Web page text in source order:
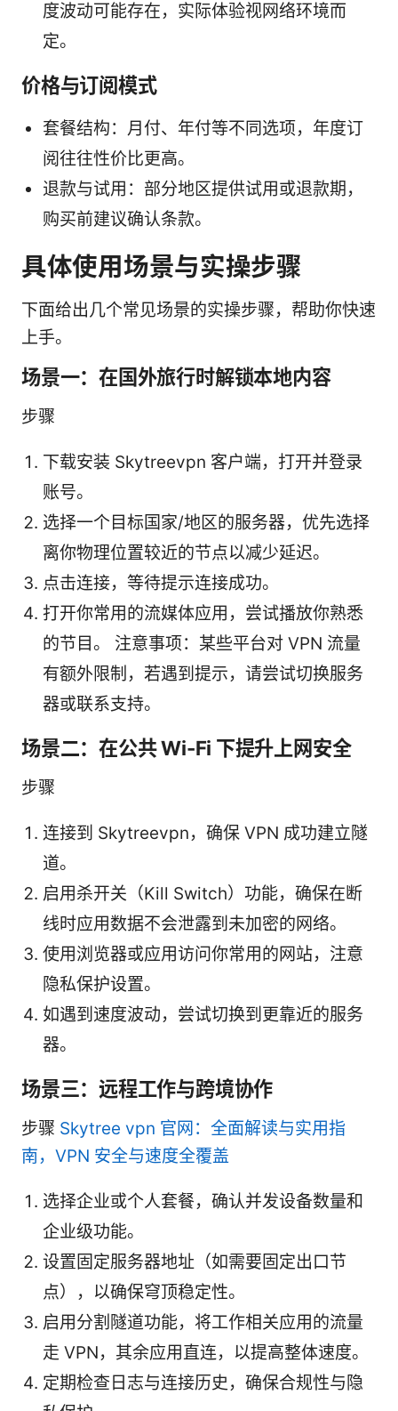
度波动可能存在，实际体验视网络环境而
定。
价格与订阅模式
套餐结构：月付、年付等不同选项，年度订
阅往往性价比更高。
退款与试用：部分地区提供试用或退款期，
购买前建议确认条款。
具体使用场景与实操步骤
下面给出几个常见场景的实操步骤，帮助你快速
上手。
场景一：在国外旅行时解锁本地内容
步骤
下载安装 Skytreevpn 客户端，打开并登录
账号。
选择一个目标国家/地区的服务器，优先选择
离你物理位置较近的节点以减少延迟。
点击连接，等待提示连接成功。
打开你常用的流媒体应用，尝试播放你熟悉
的节目。 注意事项：某些平台对 VPN 流量
有额外限制，若遇到提示，请尝试切换服务
器或联系支持。
场景二：在公共 Wi-Fi 下提升上网安全
步骤
连接到 Skytreevpn，确保 VPN 成功建立隧
道。
启用杀开关（Kill Switch）功能，确保在断
线时应用数据不会泄露到未加密的网络。
使用浏览器或应用访问你常用的网站，注意
隐私保护设置。
如遇到速度波动，尝试切换到更靠近的服务
器。
场景三：远程工作与跨境协作
步骤 Skytree vpn 官网：全面解读与实用指
南，VPN 安全与速度全覆盖
选择企业或个人套餐，确认并发设备数量和
企业级功能。
设置固定服务器地址（如需要固定出口节
点），以确保穹顶稳定性。
启用分割隧道功能，将工作相关应用的流量
走 VPN，其余应用直连，以提高整体速度。
定期检查日志与连接历史，确保合规性与隐